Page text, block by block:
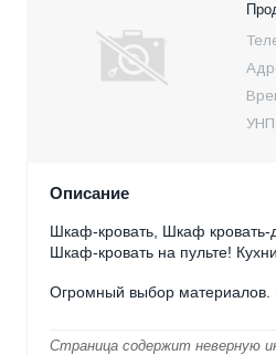
УНП:
Описание
Шкаф-кровать, Шкаф кровать-
Шкаф-кровать на пульте! Кухни
Огромный выбор материалов.
Страница содержит неверную